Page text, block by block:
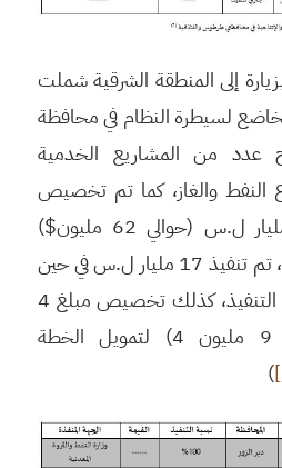
إلى المنطقة الشرقية شملت
لسيطرة النظام في محافظة
عدد من المشاريع الخدمية
النفط والغاز، كما تم تخصيص
محافظة الدير بــ 27 مليار ل.س (حوالي 62 مليون$)
لإعادة التأهيل في 2018، تم تنفيذ 17 مليار ل.س في حين
ما تزال 10 مليارات قيد التنفيذ، كذلك تخصيص مبلغ 4
مليارات ل.س (حوالي 9 مليون 4) لتمويل الخطة
)